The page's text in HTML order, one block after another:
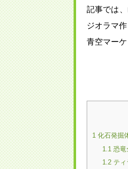
記事では
ジオラマ
青空マー
1 化石発掘
1.1 恐竜
1.2ティ